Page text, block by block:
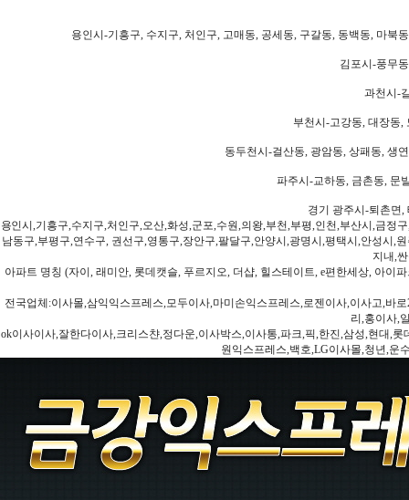
용인시-기흥구, 수지구, 처인구, 고매동, 공세동, 구갈동, 동백동, 마북
김포시-풍무
과천시-
부천시-고강동, 대장동,
동두천시-걸산동, 광암동, 상패동, 생
파주시-교하동, 금촌동, 문
경기 광주시-퇴촌면,
용인시,기흥구,수지구,처인구,오산,화성,군포,수원,의왕,부천,부평,인천,부산시,금
남동구,부평구,연수구, 권선구,영통구,장안구,팔달구,안양시,광명시,평택시,안성시,
지내,
아파트 명칭 (자이, 래미안, 롯데캣슬, 푸르지오, 더샵, 힐스테이트, e편한세상, 아이
전국업체:이사몰,삼익익스프레스,모두이사,마미손익스프레스,로젠이사,이사고,바
리,홍이사,
ok이사이사,잘한다이사,크리스챤,정다운,이사박스,이사통,파크,픽,한진,삼성,현대,
원익스프레스,백호,LG이사몰,청년,운